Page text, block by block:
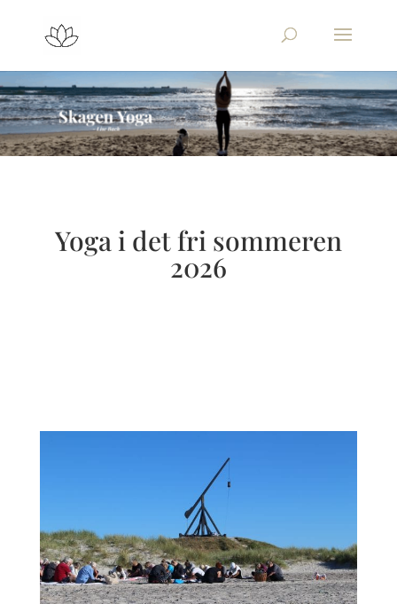
Yoga i det fri sommeren
2026